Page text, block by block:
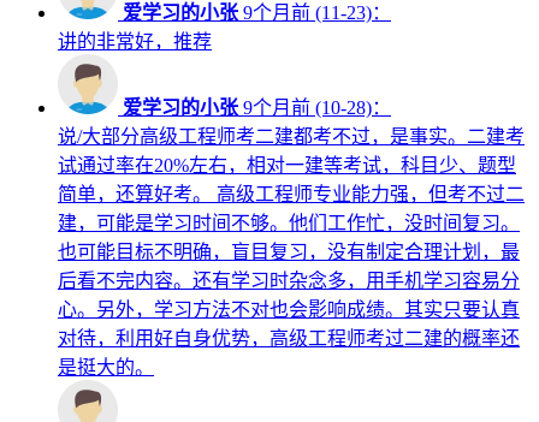
爱学习的小张 9个月前 (11-23)：
讲的非常好，推荐
爱学习的小张 9个月前 (10-28)：
说/大部分高级工程师考二建都考不过，是事实。二建考
试通过率在20%左右，相对一建等考试，科目少、题型
简单，还算好考。 高级工程师专业能力强，但考不过二
建，可能是学习时间不够。他们工作忙，没时间复习。
也可能目标不明确，盲目复习，没有制定合理计划，最
后看不完内容。还有学习时杂念多，用手机学习容易分
心。另外，学习方法不对也会影响成绩。其实只要认真
对待，利用好自身优势，高级工程师考过二建的概率还
是挺大的。